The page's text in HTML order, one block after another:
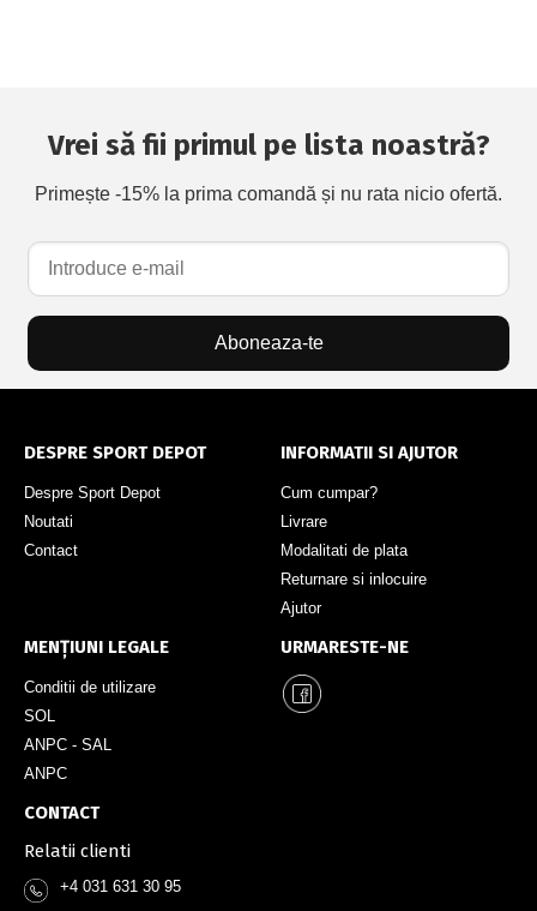
Vrei să fii primul pe lista noastră?
Primește -15% la prima comandă și nu rata nicio ofertă.
Aboneaza-te
DESPRE SPORT DEPOT
Despre Sport Depot
Noutati
Contact
INFORMATII SI AJUTOR
Cum cumpar?
Livrare
Modalitati de plata
Returnare si inlocuire
Ajutor
MENȚIUNI LEGALE
Conditii de utilizare
SOL
ANPC - SAL
ANPC
URMARESTE-NE
CONTACT
Relatii clienti
+4 031 631 30 95